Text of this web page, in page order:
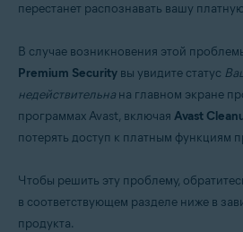
Microsoft Windows 10 Home / Pro /
разрядная версия
Microsoft Windows 8.1 / Pro / Enterprise —
Microsoft Windows 7 Home Basic / Home
перестанет распознавать вашу
В случае возникновения этой
Premium Security вы увидите статус
недействительна на главном экране
программах Avast, включая Avast
потерять доступ к платным функциям
Чтобы решить эту проблему,
в соответствующем разделе ниже в
продукта.